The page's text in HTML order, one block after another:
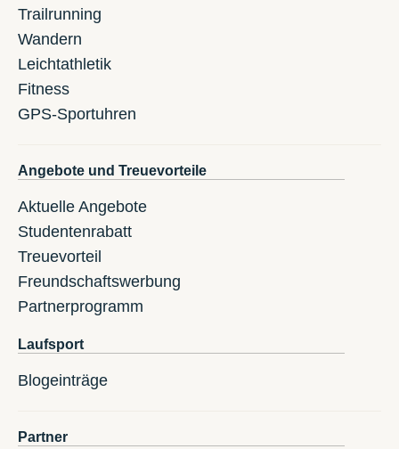
Trailrunning
Wandern
Leichtathletik
Fitness
GPS-Sportuhren
Angebote und Treuevorteile
Aktuelle Angebote
Studentenrabatt
Treuevorteil
Freundschaftswerbung
Partnerprogramm
Laufsport
Blogeinträge
Partner